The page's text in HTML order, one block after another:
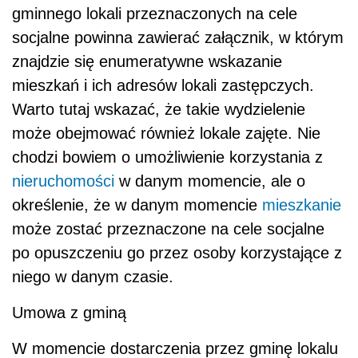
gminnego lokali przeznaczonych na cele
socjalne powinna zawierać załącznik, w którym
znajdzie się enumeratywne wskazanie
mieszkań i ich adresów lokali zastępczych.
Warto tutaj wskazać, że takie wydzielenie
może obejmować również lokale zajęte. Nie
chodzi bowiem o umożliwienie korzystania z
nieruchomości w danym momencie, ale o
określenie, że w danym momencie mieszkanie
może zostać przeznaczone na cele socjalne
po opuszczeniu go przez osoby korzystające z
niego w danym czasie.
Umowa z gminą
W momencie dostarczenia przez gminę lokalu